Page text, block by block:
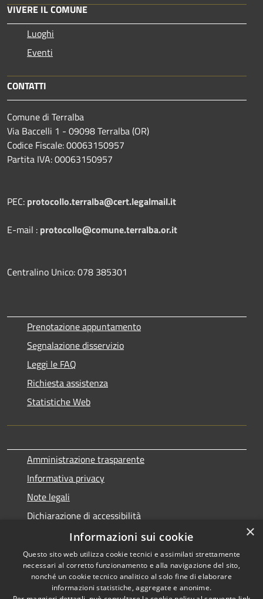
VIVERE IL COMUNE
Luoghi
Eventi
CONTATTI
Comune di Terralba
Via Baccelli 1 - 09098 Terralba (OR)
Codice Fiscale: 00063150957
Partita IVA: 00063150957
PEC: protocollo.terralba@cert.legalmail.it
E-mail : protocollo@comune.terralba.or.it
Centralino Unico: 078 385301
Prenotazione appuntamento
Segnalazione disservizio
Leggi le FAQ
Richiesta assistenza
Statistiche Web
Amministrazione trasparente
Informativa privacy
Note legali
Dichiarazione di accessibilità
Accessibilità
Copyright © 2026 • Comune di
Terralba • Powered by
×
Informazioni sui cookie
Questo sito web utilizza cookie tecnici e assimilati strettamente
necessari al corretto funzionamento e alla navigazione del sito,
nonché un cookie tecnico analitico al solo fine di elaborare
informazioni statistiche, aggregate e anonime.